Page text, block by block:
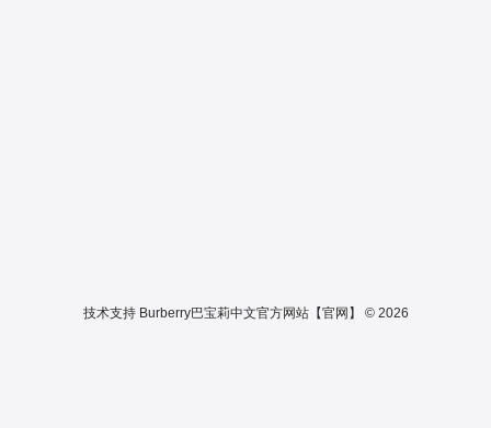
技术支持 Burberry巴宝莉中文官方网站【官网】 © 2026